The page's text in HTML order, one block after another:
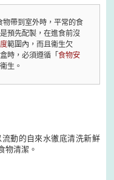
物帶到室外時，平常的食
預先配製，在進食前沒
範圍內，而且衞生欠
時，必須遵循「食物安
生。
動的自來水徹底清洗新鮮
物清潔。